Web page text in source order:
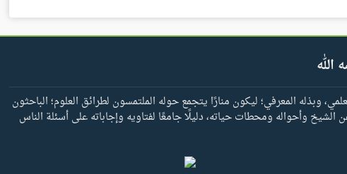
الله
وبذله المعرفي؛ ليكون منارًا يتجمع حوله الملتمسون لطرائق العلوم؛ الباحثون
وأحواله ومحطات حياته، دليلًا جامعًا لفتاويه وإجاباته على أسئلة الناس